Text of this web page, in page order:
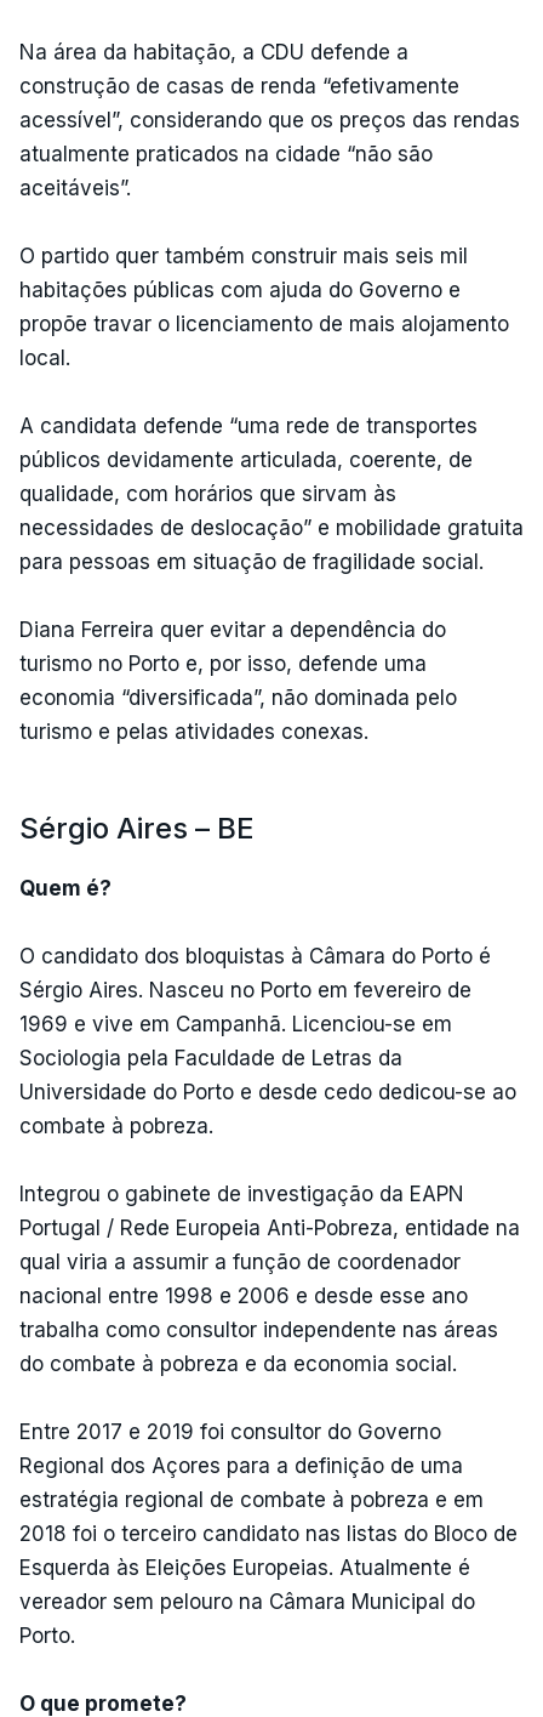
Na área da habitação, a CDU defende a
construção de casas de renda “efetivamente
acessível”, considerando que os preços das rendas
atualmente praticados na cidade “não são
aceitáveis”.
O partido quer também construir mais seis mil
habitações públicas com ajuda do Governo e
propõe travar o licenciamento de mais alojamento
local.
A candidata defende “uma rede de transportes
públicos devidamente articulada, coerente, de
qualidade, com horários que sirvam às
necessidades de deslocação” e mobilidade gratuita
para pessoas em situação de fragilidade social.
Diana Ferreira quer evitar a dependência do
turismo no Porto e, por isso, defende uma
economia “diversificada”, não dominada pelo
turismo e pelas atividades conexas.
Sérgio Aires – BE
Quem é?
O candidato dos bloquistas à Câmara do Porto é
Sérgio Aires. Nasceu no Porto em fevereiro de
1969 e vive em Campanhã. Licenciou-se em
Sociologia pela Faculdade de Letras da
Universidade do Porto e desde cedo dedicou-se ao
combate à pobreza.
Integrou o gabinete de investigação da EAPN
Portugal / Rede Europeia Anti-Pobreza, entidade na
qual viria a assumir a função de coordenador
nacional entre 1998 e 2006 e desde esse ano
trabalha como consultor independente nas áreas
do combate à pobreza e da economia social.
Entre 2017 e 2019 foi consultor do Governo
Regional dos Açores para a definição de uma
estratégia regional de combate à pobreza e em
2018 foi o terceiro candidato nas listas do Bloco de
Esquerda às Eleições Europeias. Atualmente é
vereador sem pelouro na Câmara Municipal do
Porto.
O que promete?